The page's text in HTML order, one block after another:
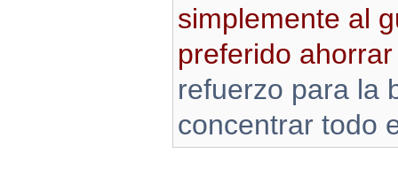
simplemente al
preferido
refuerzo para la
concentrar todo